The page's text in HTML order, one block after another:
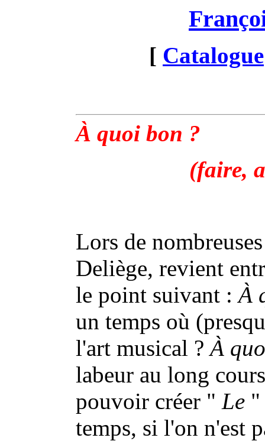
[ Catalogue
À quoi bon ?
(faire,
Lors de
Deliège, revient
le point suivant :À
un temps où
l'art musical ?À
labeur au long
pouvoir créer " Le "
temps, si l'on n'est